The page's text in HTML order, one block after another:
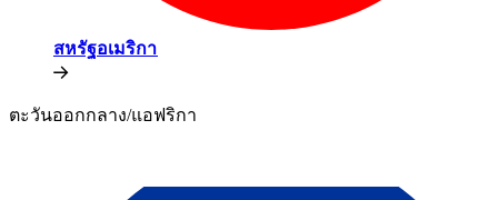
สหรัฐอเมริกา​​
ตะวันออกกลาง/แอฟริกา​​